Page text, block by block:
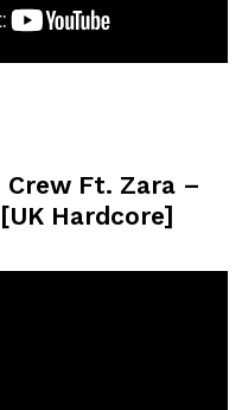
Crew Ft. Zara –
Hardcore]